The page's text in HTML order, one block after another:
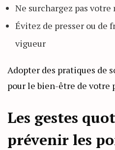
Ne surchargez pas
Évitez de presser ou de
vigueur
Adopter des pratiques de
pour le bien-être de votre
Les gestes
prévenir les